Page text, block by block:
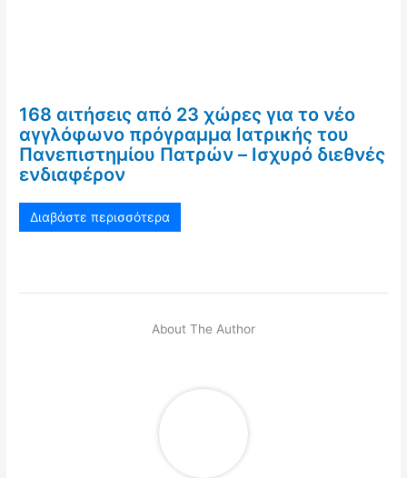
168 αιτήσεις από 23 χώρες για το νέο
αγγλόφωνο πρόγραμμα Ιατρικής του
Πανεπιστημίου Πατρών – Ισχυρό διεθνές
ενδιαφέρον
Διαβάστε περισσότερα
About The Author